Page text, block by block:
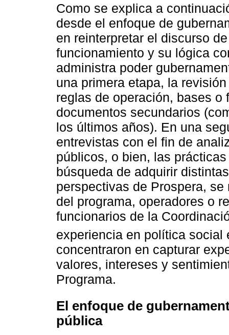
Como se explica a
desde el enfoque de
en reinterpretar el discurso
funcionamiento y su lógica
administra poder
una primera etapa, la
reglas de operación, bases o
documentos secundarios
los últimos años). En una
entrevistas con el fin de
públicos, o bien, las
búsqueda de adquirir
perspectivas de Prospera,
del programa, operadores o
funcionarios de la
experiencia en política social
concentraron en capturar
valores, intereses y
Programa.
El enfoque de
pública